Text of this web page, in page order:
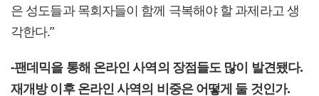
은 성도들과 목회자들이 함께 극복해야 할 과제라고 생
각한다.”
-팬데믹을 통해 온라인 사역의 장점들도 많이 발견됐다.
재개방 이후 온라인 사역의 비중은 어떻게 둘 것인가.